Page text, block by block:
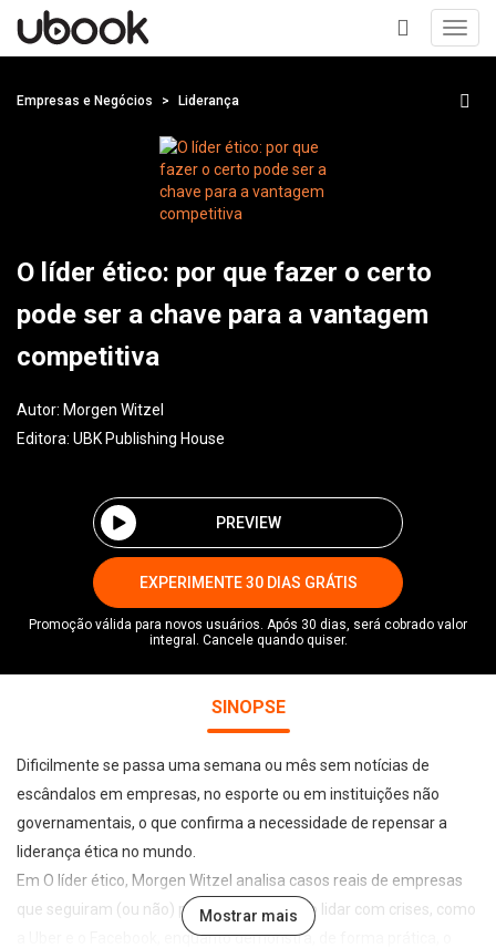
+
Empresas e Negócios Liderança
O líder ético: por que fazer o certo
pode ser a chave para a vantagem
competitiva
Autor: Morgen Witzel
Editora: UBK Publishing House
PREVIEW
EXPERIMENTE 30 DIAS GRÁTIS
Promoção válida para novos usuários. Após 30 dias, será cobrado valor
integral. Cancele quando quiser.
SINOPSE
Dificilmente se passa uma semana ou mês sem notícias de
escândalos em empresas, no esporte ou em instituições não
governamentais, o que confirma a necessidade de repensar a
liderança ética no mundo.
Em O líder ético, Morgen Witzel analisa casos reais de empresas
que seguiram (ou não) princípios morais ao lidar com crises, como
a Uber e o Facebook, enquanto demonstra, de forma prática, o
Mostrar mais